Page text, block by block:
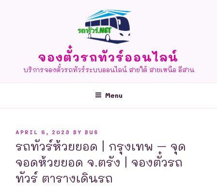
จองตั๋วรถทัวร์ออนไลน์
บริการจองตั๋วรถทัวร์ระบบออนไลน์ สายใต้ สายเหนือ อีสาน
Menu
POSTED
APRIL 6, 2023 BY BUS
รถทัวร์ห้วยยอด | กรุงเทพ – จุด
จอดห้วยยอด จ.ตรัง | จองตั๋วรถ
ทัวร์ ตารางเดินรถ